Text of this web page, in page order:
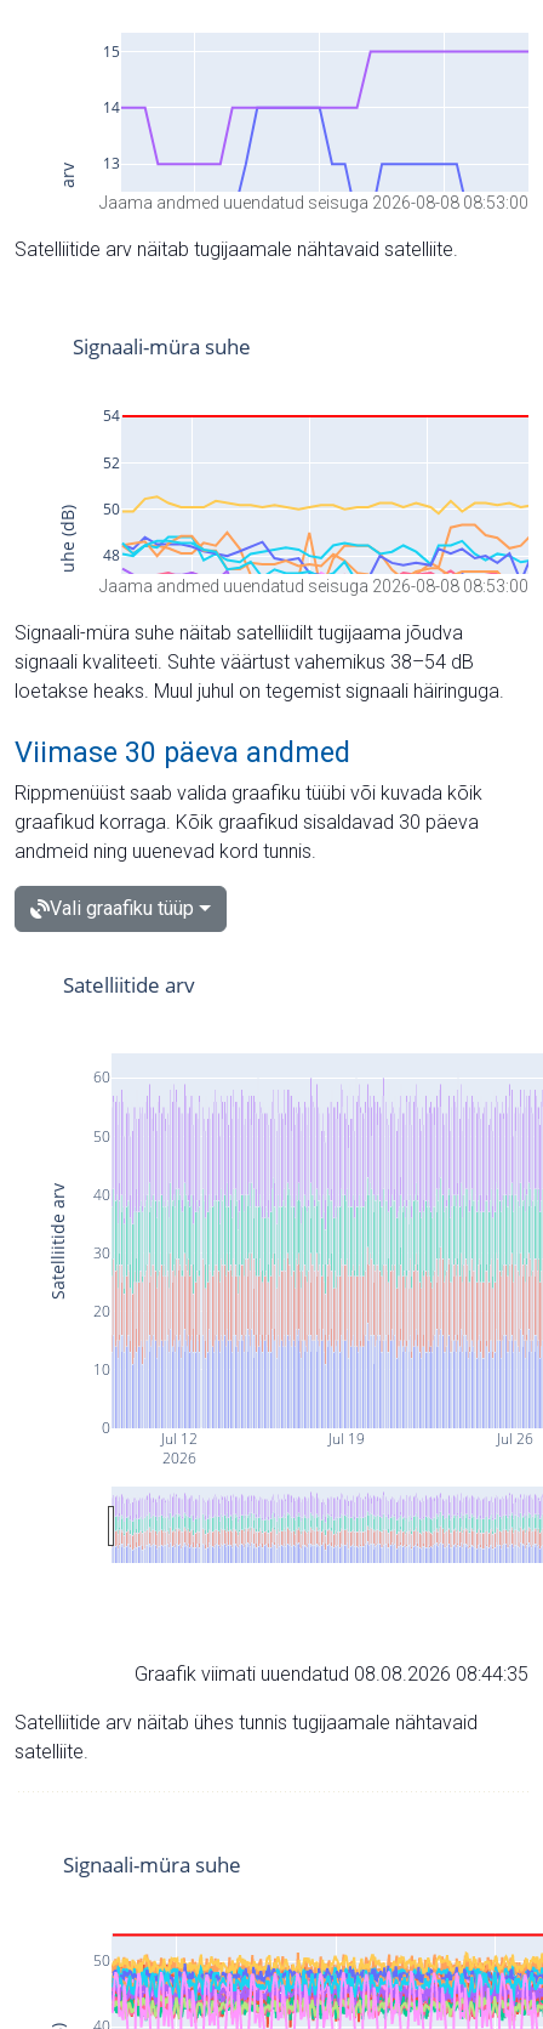
Jaama andmed uuendatud seisuga 2026-08-08 08:53:00
Satelliitide arv näitab tugijaamale nähtavaid satelliite.
Jaama andmed uuendatud seisuga 2026-08-08 08:53:00
Signaali-müra suhe näitab satelliidilt tugijaama jõudva
signaali kvaliteeti. Suhte väärtust vahemikus 38–54 dB
loetakse heaks. Muul juhul on tegemist signaali häiringuga.
Viimase 30 päeva andmed
Rippmenüüst saab valida graafiku tüübi või kuvada kõik
graafikud korraga. Kõik graafikud sisaldavad 30 päeva
andmeid ning uuenevad kord tunnis.
Vali graafiku tüüp
Jul 12
2026
Jul 19 Jul 26
0
10
20
30
40
50
60
Satelliitide arv
Satelliitide arv
Graafik viimati uuendatud 08.08.2026 08:44:35
Satelliitide arv näitab ühes tunnis tugijaamale nähtavaid
satelliite.
50
Signaali-müra suhe